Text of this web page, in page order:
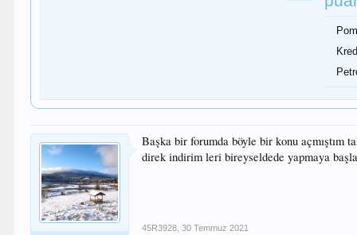
Başka bir forumda böyle bir konu açmıştım
direk indirim leri bireyseldede yapmaya
45R3928 30 Temmuz 2021